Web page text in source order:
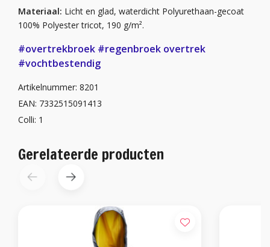
Materiaal: Licht en glad, waterdicht Polyurethaan-gecoat
100% Polyester tricot, 190 g/m².
#overtrekbroek #regenbroek overtrek
#vochtbestendig
Artikelnummer: 8201
EAN: 7332515091413
Colli: 1
Gerelateerde producten